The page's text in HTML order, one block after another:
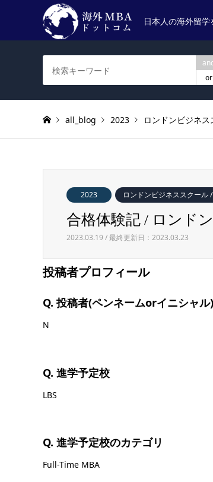
日本人の海外留
or
all_blog 2023 ロンドンビジネ
2023 ロンドンビジネススクール
合格体験記 / ロンド
2023.03.19 / 最終更新日：2023.03.23
投稿者プロフィール
Q. 投稿者(ペンネームorイニシャル)
N
Q. 進学予定校
LBS
Q. 進学予定校のカテゴリ
Full-Time MBA